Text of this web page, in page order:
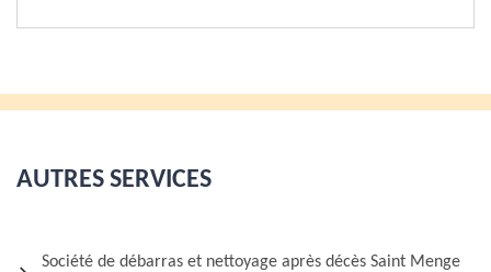
AUTRES SERVICES
Société de débarras et nettoyage après décès Saint Menge